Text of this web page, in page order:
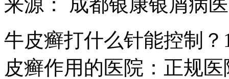
牛皮癣打什么针能控制
皮癣作用的医院：正规